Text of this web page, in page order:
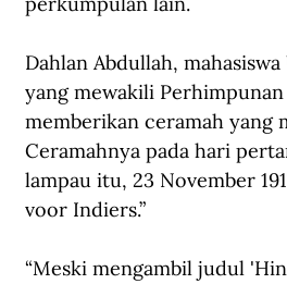
Dahlan Abdullah,
yang mewakili
memberikan ceramah yang
Ceramahnya pada hari
lampau itu, 23 November
voor Indiers.”
“Meski mengambil judul